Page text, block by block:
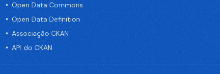
Open Data Commons
Open Data Definition
Associação CKAN
API do CKAN